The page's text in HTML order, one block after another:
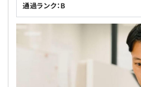
通過ランク：B